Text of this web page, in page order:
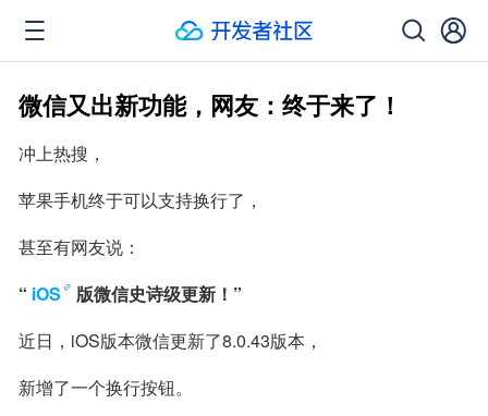
微信又出新功能，网友：终于来了！
冲上热搜，
苹果手机终于可以支持换行了，
甚至有网友说：
“ iOS
版微信史诗级更新！”
近日，iOS版本微信更新了8.0.43版本，
新增了一个换行按钮。